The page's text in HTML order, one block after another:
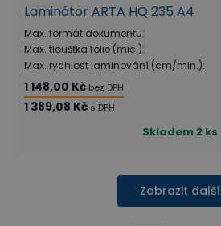
Laminátor ARTA HQ 235 A4
Max. formát dokumentu:
Max. tloušťka fólie (mic.):
Max. rychlost laminování (cm/min.):
1 148,00 Kč bez DPH
1 389,08 Kč s DPH
Skladem 2 ks
Zobrazit další